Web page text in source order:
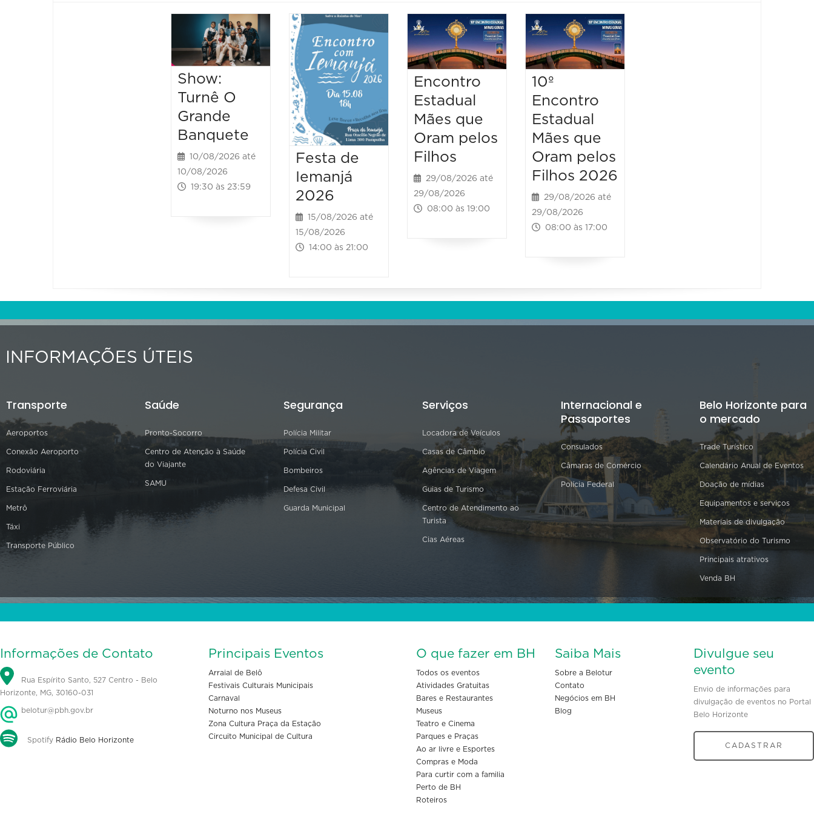
Show:
Turnê O
Grande
Banquete
10/08/2026 até
10/08/2026
19:30 às 23:59
Festa de
Iemanjá
2026
15/08/2026 até
15/08/2026
14:00 às 21:00
Encontro
Estadual
Mães que
Oram pelos
Filhos
29/08/2026 até
29/08/2026
08:00 às 19:00
10º
Encontro
Estadual
Mães que
Oram pelos
Filhos 2026
29/08/2026 até
29/08/2026
08:00 às 17:00
INFORMAÇÕES ÚTEIS
Transporte
Aeroportos
Conexão Aeroporto
Rodoviária
Estação Ferroviária
Metrô
Táxi
Transporte Público
Saúde
Pronto-Socorro
Centro de Atenção à Saúde
do Viajante
SAMU
Segurança
Polícia Militar
Polícia Civil
Bombeiros
Defesa Civil
Guarda Municipal
Serviços
Locadora de Veículos
Casas de Câmbio
Agências de Viagem
Guias de Turismo
Centro de Atendimento ao
Turista
Cias Aéreas
Internacional e
Passaportes
Consulados
Câmaras de Comércio
Polícia Federal
Belo Horizonte para
o mercado
Trade Turístico
Calendário Anual de Eventos
Doação de mídias
Equipamentos e serviços
Materiais de divulgação
Observatório do Turismo
Principais atrativos
Venda BH
Informações de Contato
Rua Espírito Santo, 527 Centro - Belo
Horizonte, MG, 30160-031
belotur@pbh.gov.br
Spotify Rádio Belo Horizonte
Principais Eventos
Arraial de Belô
Festivais Culturais Municipais
Carnaval
Noturno nos Museus
Zona Cultura Praça da Estação
Circuito Municipal de Cultura
O que fazer em BH
Todos os eventos
Atividades Gratuitas
Bares e Restaurantes
Museus
Teatro e Cinema
Parques e Praças
Ao ar livre e Esportes
Compras e Moda
Para curtir com a familia
Perto de BH
Roteiros
Saiba Mais
Sobre a Belotur
Contato
Negócios em BH
Blog
Divulgue seu
evento
Envio de informações para
divulgação de eventos no Portal
Belo Horizonte
CADASTRAR